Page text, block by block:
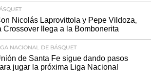
Nicolás Laprovittola y Pepe Vildoza,
Crossover llega a la Bombonerita
NACIONAL DE BÁSQUET
de Santa Fe sigue dando pasos
jugar la próxima Liga Nacional